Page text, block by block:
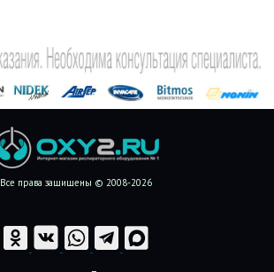
Все права защищены © 2008-2026